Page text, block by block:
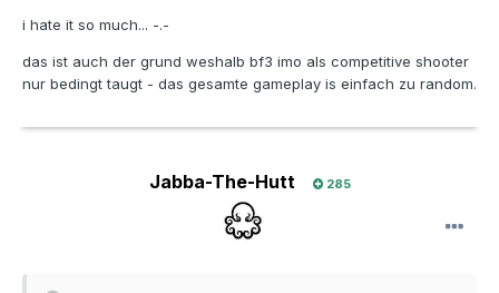
i hate it so much... -.-
das ist auch der grund weshalb bf3 imo als competitive shooter
nur bedingt taugt - das gesamte gameplay is einfach zu random.
Jabba-The-Hutt 285